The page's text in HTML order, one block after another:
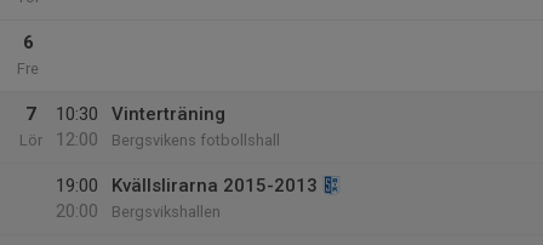
6
Fre
7
Lör
10:30
12:00
Vinterträning
Bergsvikens fotbollshall
19:00
20:00
Kvällslirarna 2015-2013
Bergsvikshallen